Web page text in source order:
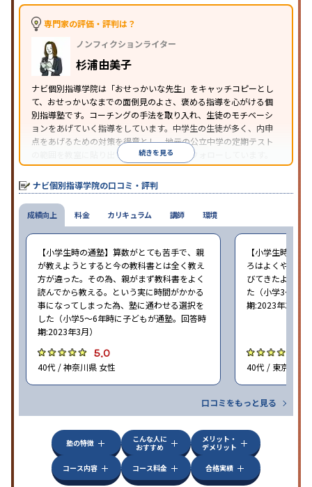
※2023年3月調査。小学校高学年の個別指導塾アンケート調査方法を参
専門家の評価・評判は？
ノンフィクションライター
杉浦由美子
ナビ個別指導学院は「おせっかいな先生」をキャッチコピーとし
て、おせっかいなまでの面倒見のよさ、褒める指導を心がける個
別指導塾です。コーチングの手法を取り入れ、生徒のモチベーシ
ョンをあげていく指導をしています。中学生の生徒が多く、内申
点をあげるための対策を得意とし、地元の公立中学の定期テスト
の範囲を教室に貼り出すなど手厚く学習をフォローしています。
オリジナルテキストを使用しており、特に英語は各教科書に合わ
せたテキストを使った「先取り学習」で理解度を深められます。
続きを見る
ナビ個別指導学院の口コミ・評判
成績向上
【小学生時の通塾】算数がとても苦手で、親
が教えようとすると今の教科書とは全く教え
方が違った。その為、親がまず教科書をよく
読んでから教える。という実に時間がかかる
事になってしまった為、塾に通わせる選択を
した（小学5〜6年時に子どもが通塾。回答時
期:2023年3月）
5.0
40代 / 神奈川県 女性
【小学生時の通
ろはよくやり方
びてきたようで
た（小学3〜6年
期:2023年3月）
40代 / 東京都 女
口コミをもっと見る
料金 カリキュラム 講師 環境
塾の特徴
こんな人に
おすすめ
メリット・
デメリット
コース内容
コース料金 合格実績